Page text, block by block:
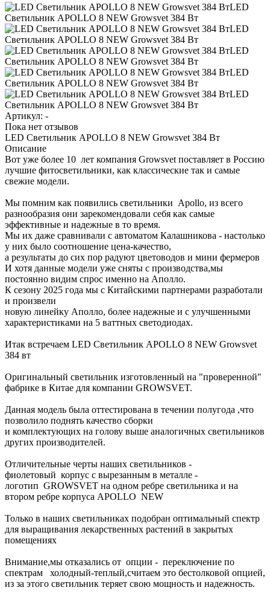
Артикул: -
Пока нет отзывов
LED Светильник APOLLO 8 NEW Growsvet 384 Вт
Описание
Вот уже более 10 лет компания Growsvet поставляет в Россию
лучшие фитосветильники, как классические так и самые
свежие модели.
Мы помним как появились светильники Apollo, из всего
разнообразия они зарекомендовали себя как самые
эффективные и надежные в то время.
Мы их даже сравнивали с автоматом Калашникова - настолько
у них было соотношение цена-качество,
а результаты до сих пор радуют цветоводов и мини фермеров
И хотя данные модели уже сняты с производства,мы
постоянно видим спрос именно на Аполло.
К сезону 2025 года мы с Китайскими партнерами разработали
и произвели
новую линейку Аполло, более надежные и с улучшенными
характеристиками на 5 ваттных светодиодах.
Итак встречаем LED Светильник APOLLO 8 NEW Growsvet
384 вт
Оригинальный светильник изготовленный на "проверенной"
фабрике в Китае для компании GROWSVET.
Данная модель была оттестирована в течении полугода ,что
позволило поднять качество сборки
и комплектующих на голову выше аналогичных светильников
других производителей.
Отличительные черты наших светильников -
фиолетовый корпус с вырезанным в металле -
логотип GROWSVET на одном ребре светильника и на
втором ребре корпуса APOLLO NEW
Только в наших светильниках подобран оптимальный спектр
для выращивания лекарственных растений в закрытых
помещениях
Внимание,мы отказались от опции - переключение по
спектрам холодный-теплый,считаем это бестолковой опцией,
из за этого светильник теряет свою мощность и надежность.